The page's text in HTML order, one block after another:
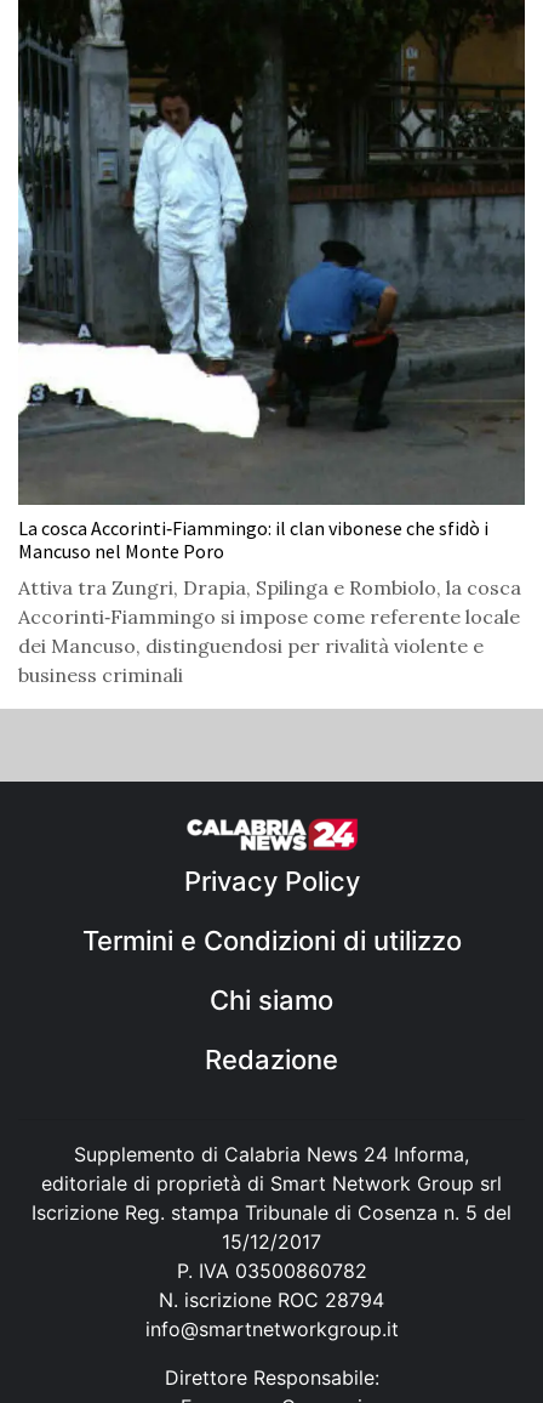
La cosca Accorinti‑Fiammingo: il clan vibonese che sfidò i
Mancuso nel Monte Poro
Attiva tra Zungri, Drapia, Spilinga e Rombiolo, la cosca
Accorinti‑Fiammingo si impose come referente locale
dei Mancuso, distinguendosi per rivalità violente e
business criminali
Privacy Policy
Termini e Condizioni di utilizzo
Chi siamo
Redazione
Supplemento di Calabria News 24 Informa,
editoriale di proprietà di Smart Network Group srl
Iscrizione Reg. stampa Tribunale di Cosenza n. 5 del
15/12/2017
P. IVA 03500860782
N. iscrizione ROC 28794
info@smartnetworkgroup.it
Direttore Responsabile: